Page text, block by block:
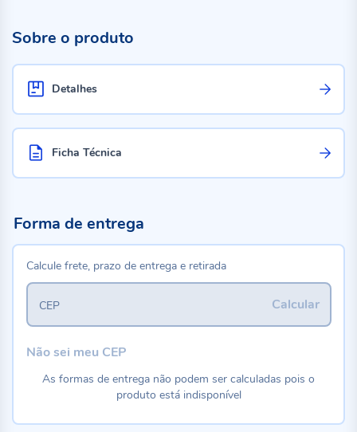
Sobre o produto
Detalhes
Ficha Técnica
Forma de entrega
Calcule frete, prazo de entrega e retirada
Calcular
CEP
Não sei meu CEP
As formas de entrega não podem ser calculadas pois o
produto está indisponível